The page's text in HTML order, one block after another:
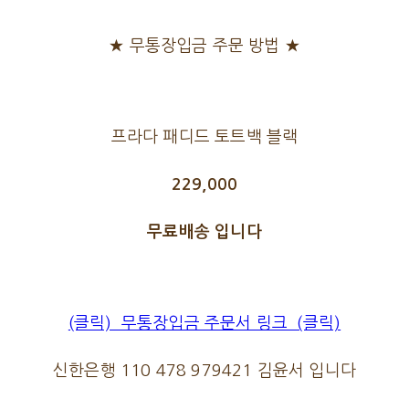
★ 무통장입금 주문 방법 ★
프라다 패디드 토트백 블랙
229,000
무료배송 입니다
(클릭) 무통장입금 주문서 링크 (클릭)
신한은행 110 478 979421 김윤서 입니다